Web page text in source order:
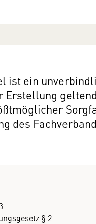
ist ein
des
§ 2